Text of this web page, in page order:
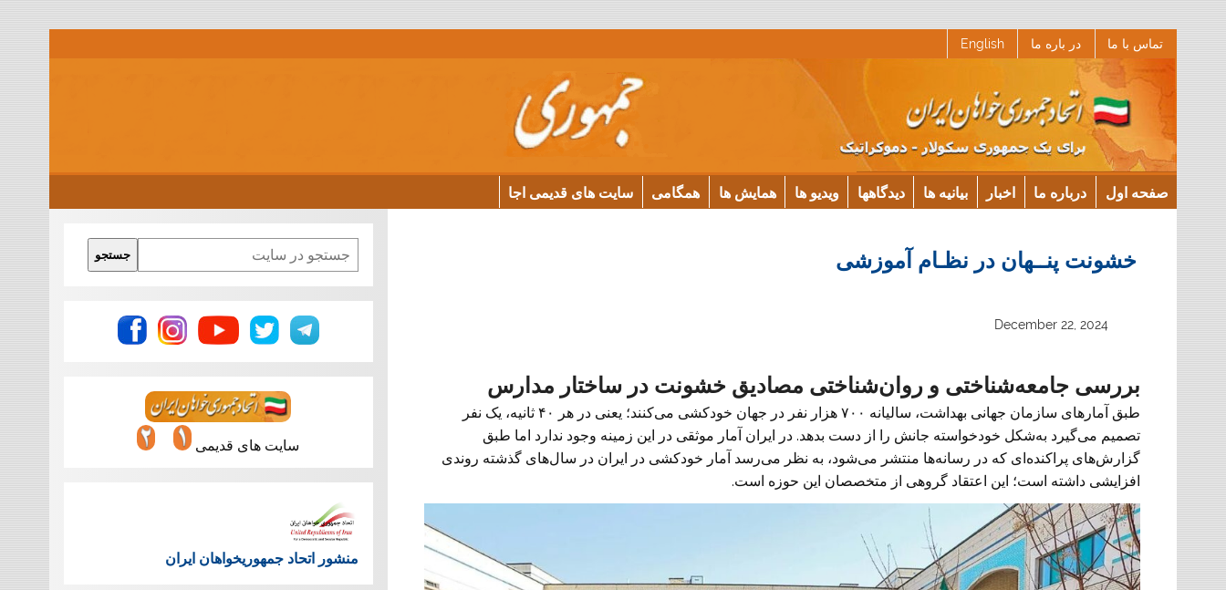
تماس با ما در باره ما English
صفحه اول درباره ما اخبار بیانیه ها دیدگاهها ویدیو ها همایش ها همگامی سایت های قدیمی اجا
خشونت پنــهان در نظـام آموزشی
December 22, 2024
بررسی جامعه‌شناختی و روان‌شناختی مصادیق خشونت در ساختار مدارس
طبق آمارهای سازمان جهانی بهداشت، سالیانه ۷۰۰ هزار نفر در جهان خودکشی می‌‏کنند؛ یعنی در هر ۴۰ ثانیه، یک نفر
تصمیم می‏‌گیرد به‌شکل خودخواسته جانش را از دست بدهد. در ایران آمار موثقی در این زمینه وجود ندارد اما طبق
گزارش‌‏های پراکنده‏‌ای که در رسانه‌‏ها منتشر می‏‌شود، به نظر می‌‏رسد آمار خودکشی در ایران در سال‌‏های گذشته روندی
افزایشی داشته است؛ این اعتقاد گروهی از متخصصان این حوزه است.
Search
جستجو
سایت های قدیمی
منشور اتحاد جمهوریخواهان ایران